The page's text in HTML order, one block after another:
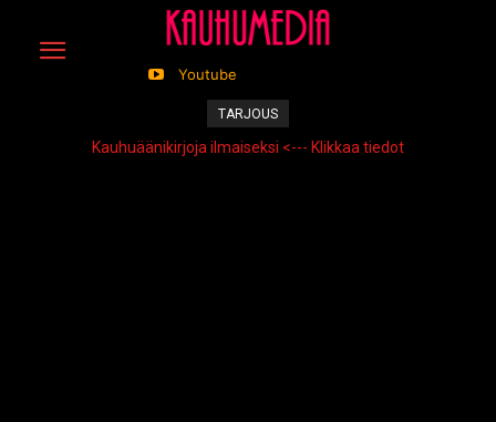
Youtube
TARJOUS
Kauhuäänikirjoja ilmaiseksi <--- Klikkaa tiedot